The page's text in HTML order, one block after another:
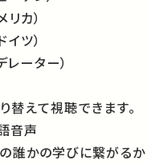
カ）
ツ）
ーター）
替えて視聴できます。
音声
誰かの学びに繋がるか